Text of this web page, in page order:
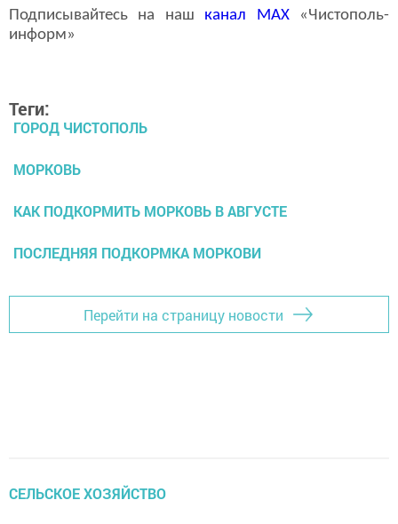
Подписывайтесь на наш канал MAX«Чистополь-
информ»
Теги:
ГОРОД ЧИСТОПОЛЬ
МОРКОВЬ
КАК ПОДКОРМИТЬ МОРКОВЬ В АВГУСТЕ
ПОСЛЕДНЯЯ ПОДКОРМКА МОРКОВИ
Перейти на страницу новости
СЕЛЬСКОЕ ХОЗЯЙСТВО